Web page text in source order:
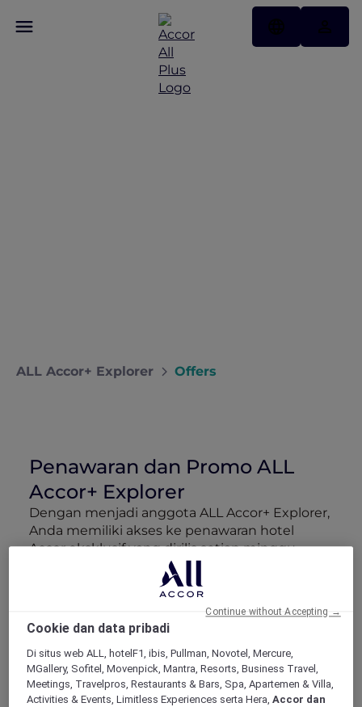
ALL Accor+ Explorer Offers
Penawaran dan Promo ALL
Accor+ Explorer
Dengan menjadi anggota ALL Accor+ Explorer,
Anda memiliki akses ke penawaran hotel
Accor eksklusif yang dirilis setiap minggu.
Nikmati diskon hingga 50% untuk menginap
di Red Hot Rooms, amankan paket hotel
mewah More Escapes yang terkurasi, daftar di
acara khusus anggota, dan dapatkan
keuntungan mitra spesial. Semua ini
dirancang untuk membuat anggaran
perjalanan Anda lebih hemat dan setiap
liburan jadi lebih berkesan.
Cookie dan data pribadi
Di situs web ALL, hotelF1, ibis, Pullman, Novotel, Mercure,
MGallery, Sofitel, Movenpick, Mantra, Resorts, Business Travel,
Meetings, Travelpros, Restaurants & Bars, Spa, Apartemen & Villa,
Activities & Events, Limitless Experiences serta Hera,Accor dan
Continue without Accepting →